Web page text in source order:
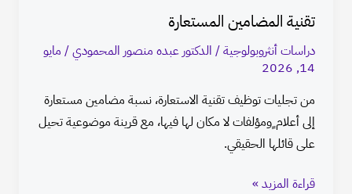
تقنية المضامين المستعارة
دراسات أنثروبولوجية/ الدكتور عبده منصور المحمودي/ مايو
14, 2026
من تجليات توظيف تقنية الاستعارة، نسبة مضامين مستعارة
إلى أعلام ٍومؤلفات لا مكان لها فيها، مع قرينة موضوعية تحيل
على قائلها الحقيقي.
قراءة المزيد »